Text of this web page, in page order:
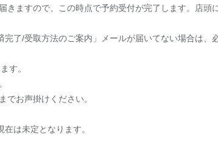
ますので、この時点で予約受付が完了します。店頭
了/受取方法のご案内」メールが届いてない場合は、
す。
お声掛けください。
は未定となります。